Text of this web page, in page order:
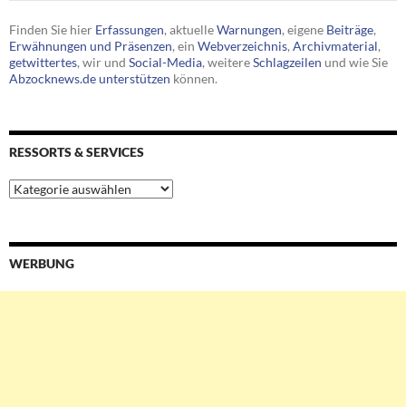
Finden Sie hier Erfassungen, aktuelleWarnungen, eigene Beiträge,
Erwähnungen und Präsenzen, ein Webverzeichnis, Archivmaterial,
getwittertes, wir und Social-Media, weitereSchlagzeilen und wie Sie
Abzocknews.de unterstützen können.
RESSORTS & SERVICES
Ressorts
&
WERBUNG